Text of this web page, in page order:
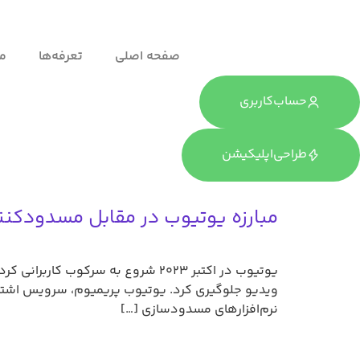
صفحه اصلی تعرفه‌ها
حساب‌کاربری
طراحی‌اپلیکیشن
مبارزه یوتیوب در مقابل
یوتیوب در اکتبر 2023 شروع به
نرم‌افزارهای مسدودسازی […]